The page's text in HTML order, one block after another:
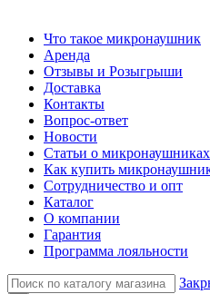
Что такое микронаушник
Аренда
Отзывы и Розыгрыши
Доставка
Контакты
Вопрос-ответ
Новости
Статьи о микронаушниках
Как купить
Сотрудничество и опт
Каталог
О компании
Гарантия
Программа лояльности